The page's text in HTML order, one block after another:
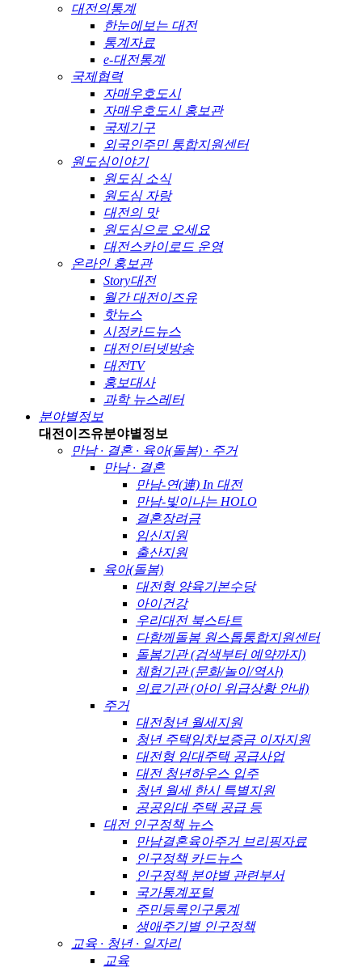
대전의통계
한눈에보는 대전
통계자료
e-대전통계
국제협력
자매우호도시
자매우호도시 홍보관
국제기구
외국인주민 통합지원센터
원도심이야기
원도심 소식
원도심 자랑
대전의 맛
원도심으로 오세요
대전스카이로드 운영
온라인 홍보관
Story대전
월간 대전이즈유
핫뉴스
시정카드뉴스
대전인터넷방송
대전TV
홍보대사
과학 뉴스레터
분야별정보
대전이즈유분야별정보
만남 · 결혼 · 육아(돌봄) · 주거
만남 · 결혼
만남-연(連) In 대전
만남-빛이나는 HOLO
결혼장려금
임신지원
출산지원
육아(돌봄)
대전형 양육기본수당
아이건강
우리대전 북스타트
다함께돌봄 원스톱통합지원센터
돌봄기관 (검색부터 예약까지)
체험기관 (문화/놀이/역사)
의료기관 (아이 위급상황 안내)
주거
대전청년 월세지원
청년 주택임차보증금 이자지원
대전형 임대주택 공급사업
대전 청년하우스 입주
청년 월세 한시 특별지원
공공임대 주택 공급 등
대전 인구정책 뉴스
만남결혼육아주거 브리핑자료
인구정책 카드뉴스
인구정책 분야별 관련부서
국가통계포털
주민등록인구통계
생애주기별 인구정책
교육 · 청년 · 일자리
교육